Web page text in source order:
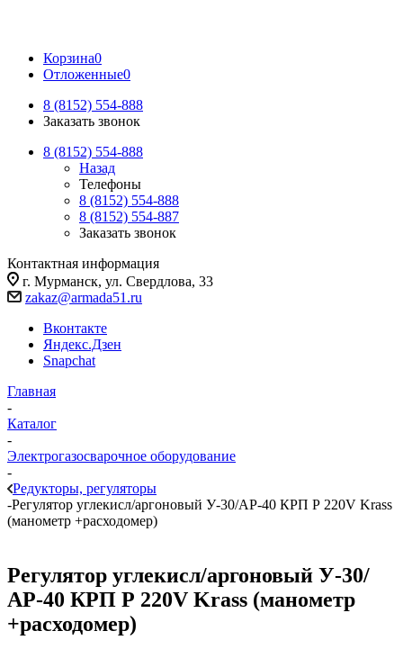
Корзина0
Отложенные0
8 (8152) 554-888
Заказать звонок
8 (8152) 554-888
Назад
Телефоны
8 (8152) 554-888
8 (8152) 554-887
Заказать звонок
Контактная информация
г. Мурманск, ул. Свердлова, 33
zakaz@armada51.ru
Вконтакте
Яндекс.Дзен
Snapchat
Главная
-
Каталог
-
Электрогазосварочное оборудование
-
Редукторы, регуляторы
-Регулятор углекисл/аргоновый У-30/АР-40 КРП Р 220V Krass
(манометр +расходомер)
Регулятор углекисл/аргоновый У-30/
АР-40 КРП Р 220V Krass (манометр
+расходомер)